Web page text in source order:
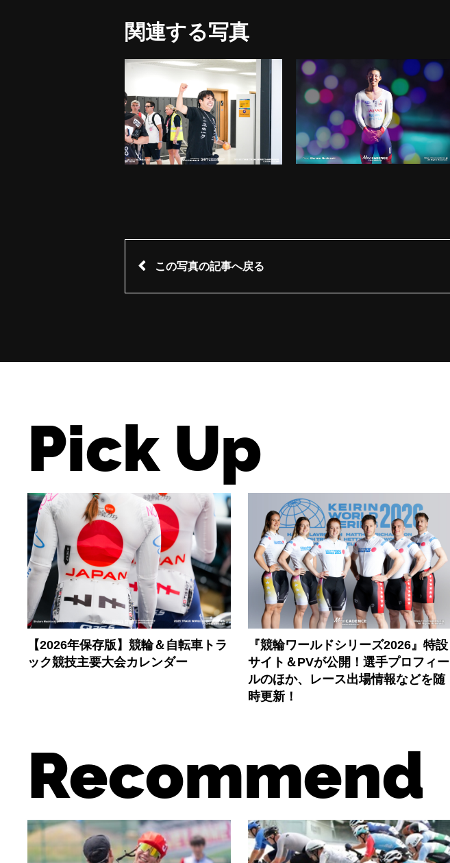
関連する写真
この写真の記事へ戻る
Pick Up
【2026年保存版】競輪＆自転車トラ
ック競技主要大会カレンダー
『競輪ワールドシリーズ2026』特設
サイト＆PVが公開！選手プロフィー
ルのほか、レース出場情報などを随
時更新！
Recommend